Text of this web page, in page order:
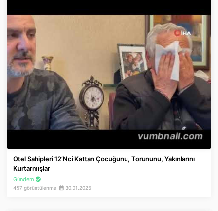
Otel Sahipleri 12’nci Kattan Çocuğunu, Torununu, Yakınlarını
Kurtarmışlar
Gündem
457 görüntülenme 30.01.2025